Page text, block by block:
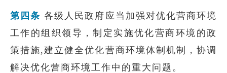
第四条 各级人民政府应当加强对优化营商环境
工作的组织领导，制定实施优化营商环境的政
策措施,建立健全优化营商环境体制机制，协调
解决优化营商环境工作中的重大问题。